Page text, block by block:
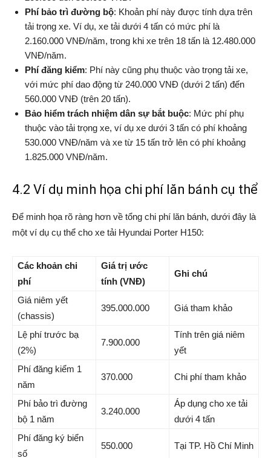
Phí bảo trì đường bộ: Khoản phí này được tính dựa trên
tải trọng xe. Ví dụ, xe tải dưới 4 tấn có mức phí là
2.160.000 VNĐ/năm, trong khi xe trên 18 tấn là 12.480.000
VNĐ/năm.
Phí đăng kiểm: Phí này cũng phụ thuộc vào trọng tải xe,
với mức phí dao động từ 240.000 VNĐ (dưới 2 tấn) đến
560.000 VNĐ (trên 20 tấn).
Bảo hiểm trách nhiệm dân sự bắt buộc: Mức phí phụ
thuộc vào tải trọng xe, ví dụ xe dưới 3 tấn có phí khoảng
530.000 VNĐ/năm và xe từ 15 tấn trở lên có phí khoảng
1.825.000 VNĐ/năm.
4.2 Ví dụ minh họa chi phí lăn bánh cụ thể
Để minh họa rõ ràng hơn về tổng chi phí lăn bánh, dưới đây là
một ví dụ cụ thể cho xe tải Hyundai Porter H150:
Các khoản chi
phí
Giá trị ước
tính (VNĐ)
Ghi chú
Giá niêm yết
(chassis)
395.000.000 Giá tham khảo
Lệ phí trước bạ
(2%)
7.900.000
Tính trên giá niêm
yết
Phí đăng kiểm 1
năm
370.000 Chi phí tham khảo
Phí bảo trì đường
bộ 1 năm
3.240.000
Áp dụng cho xe tải
dưới 4 tấn
Phí đăng ký biển
số
550.000 Tại TP. Hồ Chí Minh